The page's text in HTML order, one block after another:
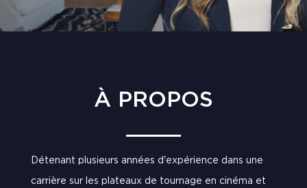
À PROPOS
Détenant plusieurs années d'expérience dans une
carrière sur les plateaux de tournage en cinéma et